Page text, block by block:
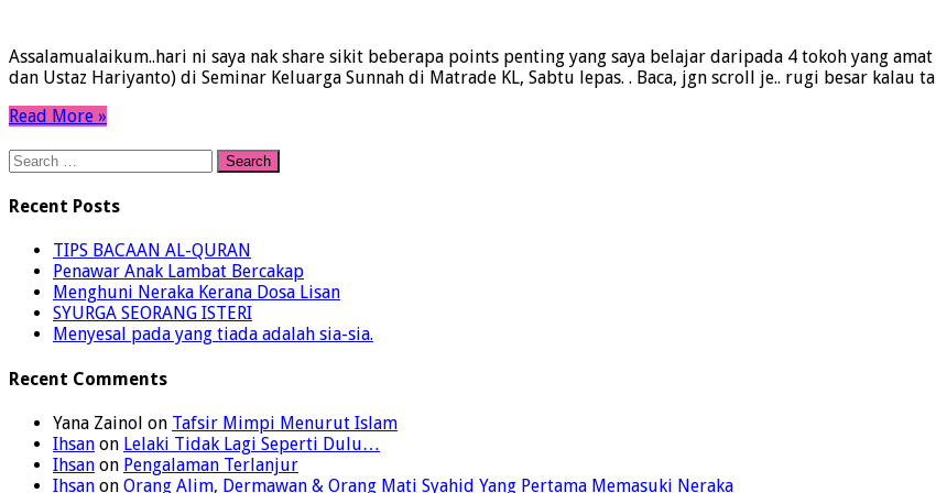
Assalamualaikum..hari ni saya nak share sikit beberapa points penting yang saya belajar daripada 4 tokoh yang
dan Ustaz Hariyanto) di Seminar Keluarga Sunnah di Matrade KL, Sabtu lepas. . Baca, jgn scroll je.. rugi besar kalau
Read More »
Search
for:
Recent Posts
TIPS BACAAN AL-QURAN
Penawar Anak Lambat Bercakap
Menghuni Neraka Kerana Dosa Lisan
SYURGA SEORANG ISTERI
Menyesal pada yang tiada adalah sia-sia.
Recent Comments
Yana Zainol on Tafsir Mimpi Menurut Islam
Ihsan on Lelaki Tidak Lagi Seperti Dulu…
Ihsan on Pengalaman Terlanjur
Ihsan on Orang Alim, Dermawan & Orang Mati Syahid Yang Pertama Memasuki Neraka